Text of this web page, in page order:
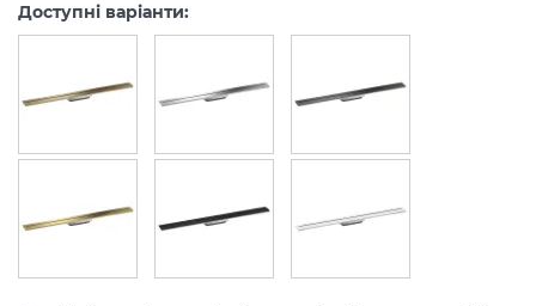
Доступні варіанти: